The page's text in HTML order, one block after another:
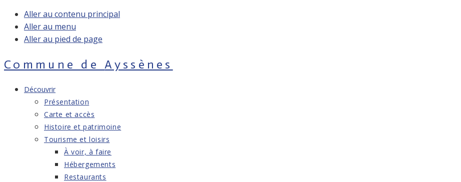
Aller au contenu principal
Aller au menu
Aller au pied de page
Commune deAyssènes
Découvrir
Présentation
Carte et accès
Histoire et patrimoine
Tourisme et loisirs
À voir, à faire
Hébergements
Restaurants